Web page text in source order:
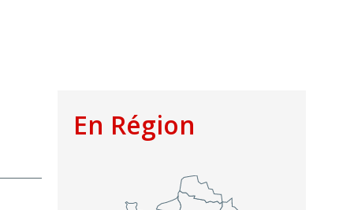
En Région